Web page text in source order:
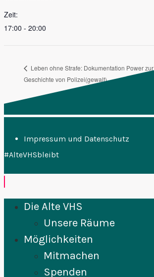
Zeit:
17:00 - 20:00
Leben ohne Strafe: Dokumentation Power zur
Geschichte von Polizei(gewalt)
Impressum und Datenschutz
#AlteVHSbleibt
Die Alte VHS
Unsere Räume
Möglichkeiten
Mitmachen
Spenden